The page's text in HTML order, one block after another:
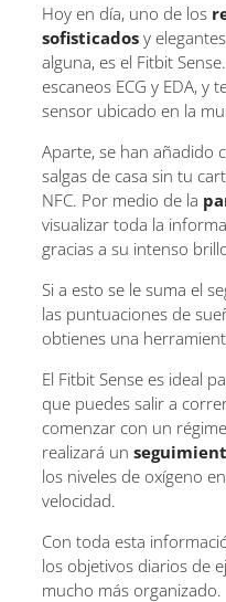
Hoy en día, uno de los
sofisticadosy
alguna, es el Fitbit
escaneos ECG y EDA,
sensor ubicado en la
Aparte, se han añadido
salgas de casa sin tu
NFC. Por medio de la
visualizar toda la
gracias a su intenso
Si a esto se le suma el
las puntuaciones de
obtienes una
El Fitbit Sense es ideal
que puedes salir a
comenzar con un
realizará un
los niveles de oxígeno
velocidad.
Con toda esta
los objetivos diarios de
mucho más organizado.